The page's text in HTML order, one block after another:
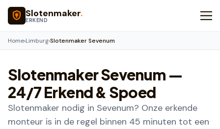
Naar hoofdinhoud
Slotenmaker.
ERKEND
Home›Limburg›Slotenmaker Sevenum
SlotenmakerSevenum —
24/7 Erkend & Spoed
Slotenmaker nodig in Sevenum? Onze erkende
monteur is in de regel binnen 45 minuten tot een